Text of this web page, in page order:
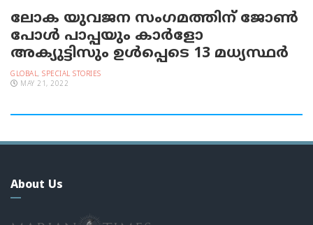
ലോക യുവജന സംഗമത്തിന് ജോൺ
പോൾ പാപ്പയും കാര്‍ളോ
അക്യുട്ടിസും ഉൾപ്പെടെ 13 മധ്യസ്ഥർ
GLOBAL, SPECIAL STORIES
MAY 21, 2022
About Us